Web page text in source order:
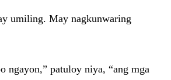
umiling. May nagkunwaring
ngayon,” patuloy niya, “ang mga